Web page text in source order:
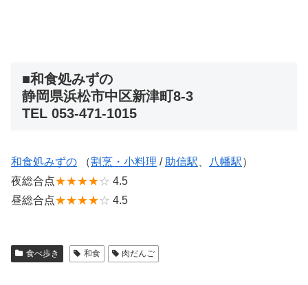
■和食処みずの
静岡県浜松市中区新津町8-3
TEL 053-471-1015
和食処みずの （割烹・小料理 / 助信駅 八幡駅）
夜総合点★★★★☆ 4.5
昼総合点★★★★☆ 4.5
食べ歩き 和食 肉だんご